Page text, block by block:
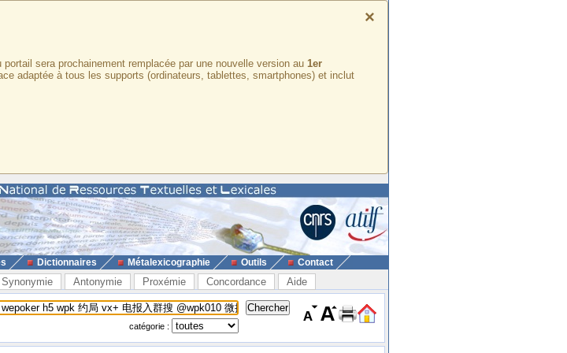
×
sera prochainement remplacée par une nouvelle version au 1er
adaptée à tous les supports (ordinateurs, tablettes, smartphones) et inclut
Dictionnaires Métalexicographie Outils Contact
Synonymie Antonymie Proxémie Concordance Aide
catégorie :